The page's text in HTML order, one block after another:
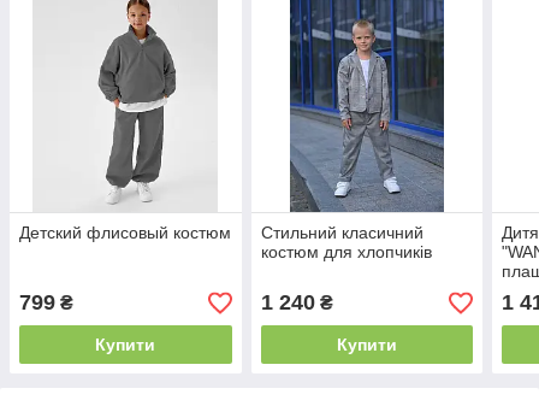
Детский флисовый костюм
799 ₴
Купити
Стильний класичний
костюм для хлопчиків
1 240₴
Купити
150.
1